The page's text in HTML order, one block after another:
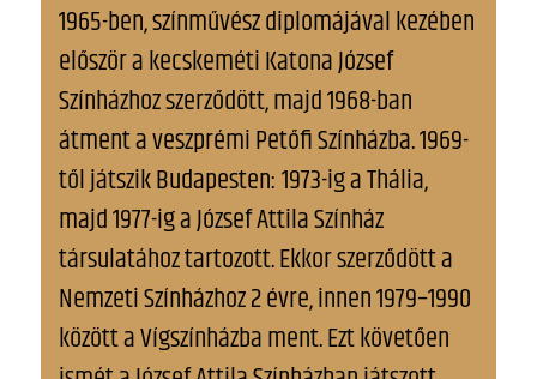
1965-ben, színművész diplomájával kezében
először a kecskeméti Katona József
Színházhoz szerződött, majd 1968-ban
átment a veszprémi Petőfi Színházba. 1969-
től játszik Budapesten: 1973-ig a Thália,
majd 1977-ig a József Attila Színház
társulatához tartozott. Ekkor szerződött a
Nemzeti Színházhoz 2 évre, innen 1979–1990
között a Vígszínházba ment. Ezt követően